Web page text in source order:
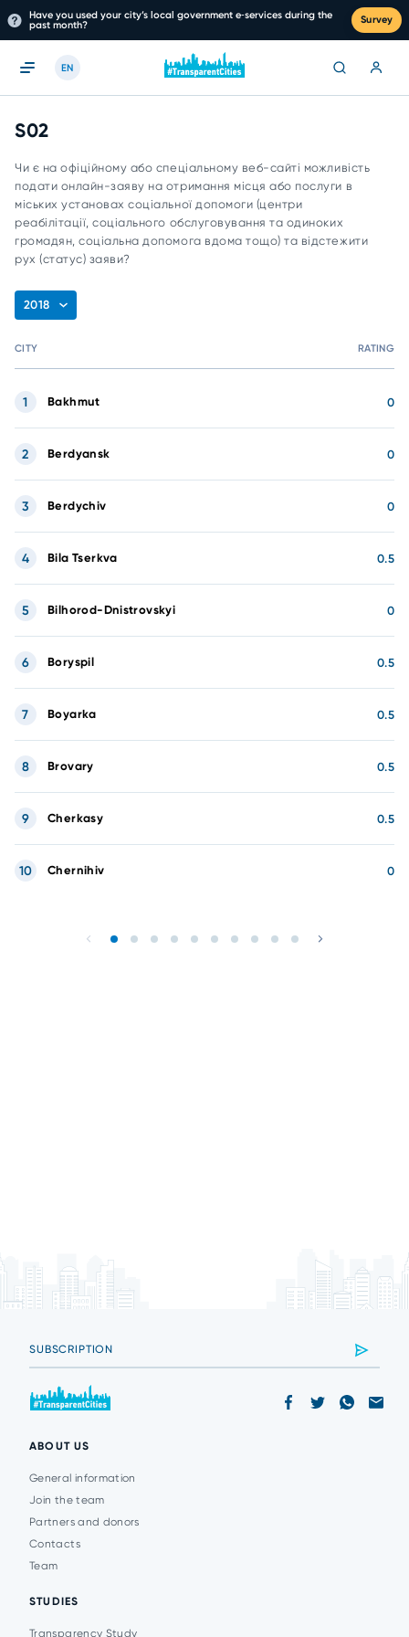
Have you used your city’s local government e‑services during the
past month?
Survey
EN
S02
Чи є на офіційному або спеціальному веб-сайті можливість
подати онлайн-заяву на отримання місця або послуги в
міських установах соціальної допомоги (центри
реабілітації, соціального обслуговування та одиноких
громадян, соціальна допомога вдома тощо) та відстежити
рух (статус) заяви?
2018
CITY RATING
Bakhmut 0
1
Berdyansk 0
2
Berdychiv 0
3
Bila Tserkva 0.5
4
Bilhorod-Dnistrovskyi 0
5
Boryspil 0.5
6
Boyarka 0.5
7
Brovary 0.5
8
Cherkasy 0.5
9
Chernihiv 0
10
ABOUT US
General information
Join the team
Partners and donors
Contacts
Team
STUDIES
Transparency Study